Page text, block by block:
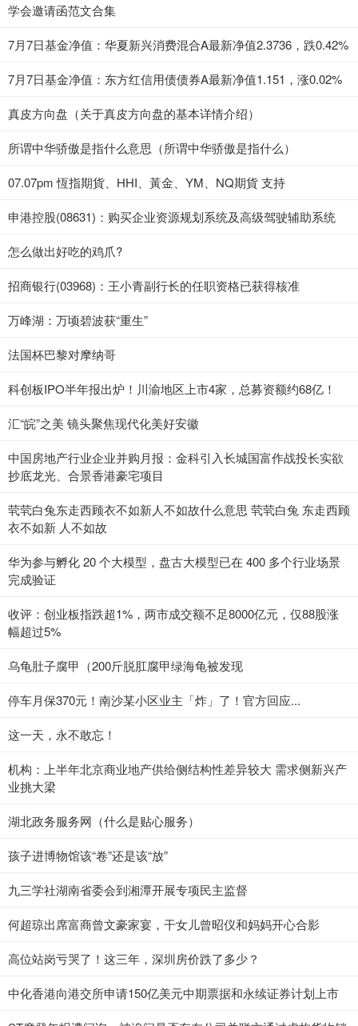
学会邀请函范文合集
7月7日基金净值：华夏新兴消费混合A最新净值2.3736，跌0.42%
7月7日基金净值：东方红信用债债券A最新净值1.151，涨0.02%
真皮方向盘（关于真皮方向盘的基本详情介绍）
所谓中华骄傲是指什么意思（所谓中华骄傲是指什么）
07.07pm 恆指期貨、HHI、黃金、YM、NQ期貨 支持
申港控股(08631)：购买企业资源规划系统及高级驾驶辅助系统
怎么做出好吃的鸡爪?
招商银行(03968)：王小青副行长的任职资格已获得核准
万峰湖：万顷碧波获“重生”
法国杯巴黎对摩纳哥
科创板IPO半年报出炉！川渝地区上市4家，总募资额约68亿！
汇“皖”之美 镜头聚焦现代化美好安徽
中国房地产行业企业并购月报：金科引入长城国富作战投长实欲
抄底龙光、合景香港豪宅项目
茕茕白兔东走西顾衣不如新人不如故什么意思 茕茕白兔 东走西顾
衣不如新 人不如故
华为参与孵化 20 个大模型，盘古大模型已在 400 多个行业场景
完成验证
收评：创业板指跌超1%，两市成交额不足8000亿元，仅88股涨
幅超过5%
乌龟肚子腐甲（200斤脱肛腐甲绿海龟被发现
停车月保370元！南沙某小区业主「炸」了！官方回应...
这一天，永不敢忘！
机构：上半年北京商业地产供给侧结构性差异较大 需求侧新兴产
业挑大梁
湖北政务服务网（什么是贴心服务）
孩子进博物馆该“卷”还是该“放”
九三学社湖南省委会到湘潭开展专项民主监督
何超琼出席富商曾文豪家宴，干女儿曾昭仪和妈妈开心合影
高位站岗亏哭了！这三年，深圳房价跌了多少？
中化香港向港交所申请150亿美元中期票据和永续证券计划上市